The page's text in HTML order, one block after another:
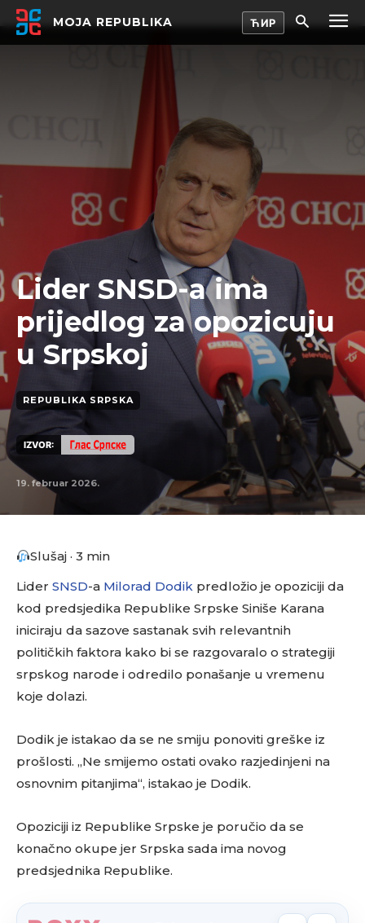
MOJA REPUBLIKA
Lider SNSD-a ima
prijedlog za opozicuju
u Srpskoj
REPUBLIKA SRPSKA
IZVOR:
19. februar 2026.
Slušaj · 3 min
Lider SNSD-a Milorad Dodik predložio je opoziciji da
kod predsjedika Republike Srpske Siniše Karana
iniciraju da sazove sastanak svih relevantnih
političkih faktora kako bi se razgovaralo o strategiji
srpskog narode i odredilo ponašanje u vremenu
koje dolazi.
Dodik je istakao da se ne smiju ponoviti greške iz
prošlosti. „Ne smijemo ostati ovako razjedinjeni na
osnovnim pitanjima“, istakao je Dodik.
Opoziciji iz Republike Srpske je poručio da se
konačno okupe jer Srpska sada ima novog
predsjednika Republike.